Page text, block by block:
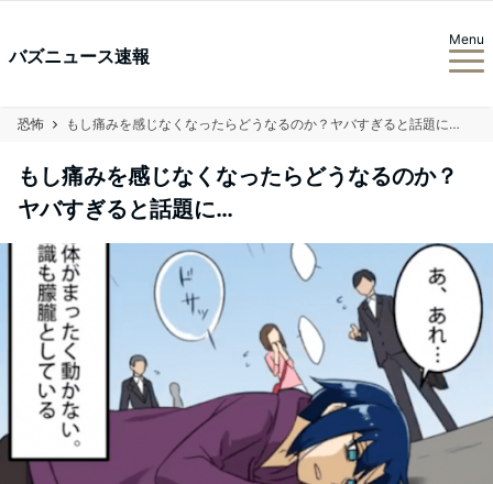
バズニュース速報
Menu
恐怖 もし痛みを感じなくなったらどうなるのか？ヤバすぎると話題に…
もし痛みを感じなくなったらどうなるのか？
ヤバすぎると話題に…